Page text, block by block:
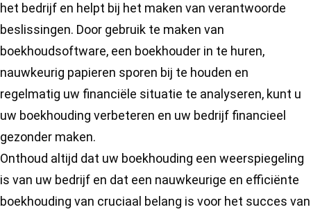
het bedrijf en helpt bij het maken van verantwoorde
beslissingen. Door gebruik te maken van
boekhoudsoftware, een boekhouder in te huren,
nauwkeurig papieren sporen bij te houden en
regelmatig uw financiële situatie te analyseren, kunt u
uw boekhouding verbeteren en uw bedrijf financieel
gezonder maken.
Onthoud altijd dat uw boekhouding een weerspiegeling
is van uw bedrijf en dat een nauwkeurige en efficiënte
boekhouding van cruciaal belang is voor het succes van